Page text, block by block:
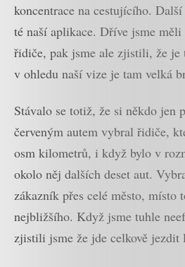
koncentrace na cestujícího.
té naší aplikace. Dříve jsme
řidiče, pak jsme ale zjistili, že je
v ohledu naší vize je tam velká
Stávalo se totiž, že si někdo jen
červeným autem vybral řidiče,
osm kilometrů, i když bylo v
okolo něj dalších deset aut.
zákazník přes celé město, místo
nejbližšího. Když jsme tuhle
zjistili jsme že jde celkově jezdit